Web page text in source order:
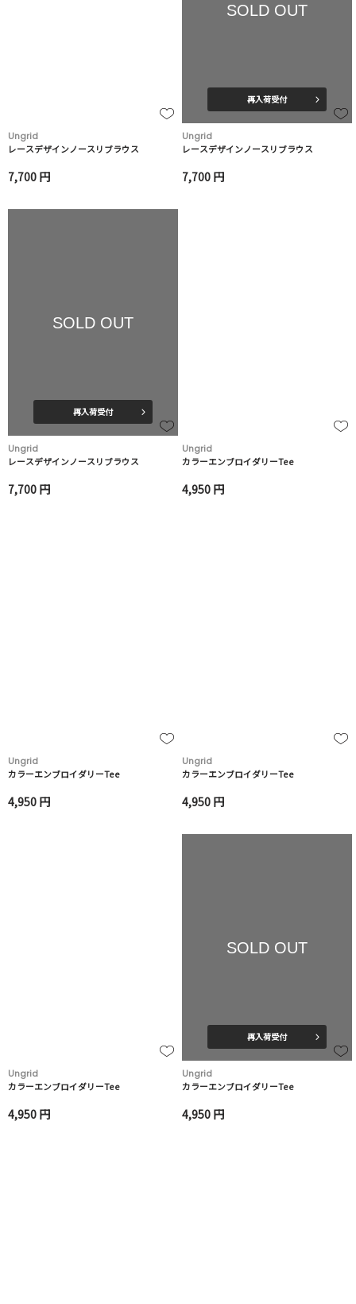
Ungrid
レースデザインノースリブラウス
7,700 円
SOLD OUT
再入荷受付
Ungrid
レースデザインノースリブラウス
7,700 円
SOLD OUT
再入荷受付
Ungrid
レースデザインノースリブラウス
7,700 円
Ungrid
カラーエンブロイダリーTee
4,950 円
Ungrid
カラーエンブロイダリーTee
4,950 円
Ungrid
カラーエンブロイダリーTee
4,950 円
Ungrid
カラーエンブロイダリーTee
4,950 円
SOLD OUT
再入荷受付
Ungrid
カラーエンブロイダリーTee
4,950 円